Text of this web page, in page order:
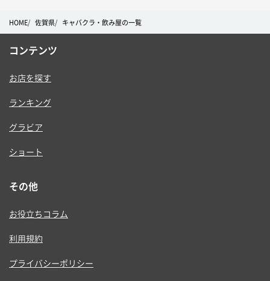
HOME 佐賀県 キャバクラ・飲み屋の一覧
コンテンツ
お店を探す
ランキング
グラビア
ショート
その他
お役立ちコラム
利用規約
プライバシーポリシー